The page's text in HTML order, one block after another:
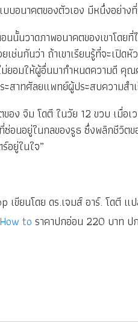
บอนาคตของตัวเอง มีหนึ่งอย่าง
นนั้นวาดภาพอนาคตของเขาโด
ยเช่นกันว่า ถ้าเขาเรียนรู้ที่จะเ
ม่ยอมให้ผู้อื่นมากำหนดความดี
สาทศัลยแพทย์ผู้ประสบความสำ
อง จิม โดตี ในวัย 12 ขวบ เมื่อ
ซ่อนอยู่ในกลของรูธ ซึ่งพลิกชีวิ
อยู่ในใจ”
เขียนโดย ดร.เจมส์ อาร์. โดตี
to ราคาปกอ่อน 220 บาท ป